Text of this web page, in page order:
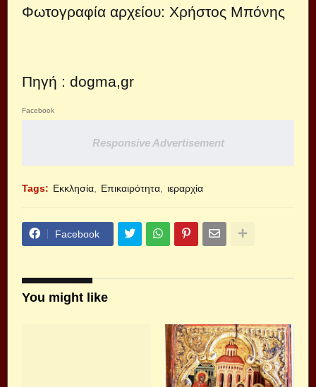
Φωτογραφία αρχείου: Χρήστος Μπόνης
Πηγή : dogma,gr
Facebook
Responsive Advertisement
Tags: Εκκλησία Επικαιρότητα ιεραρχία
Facebook
You might like